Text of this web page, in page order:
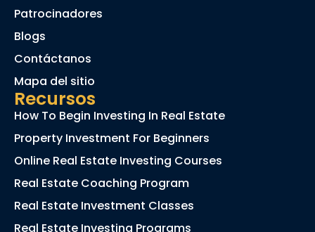
Patrocinadores
Blogs
Contáctanos
Mapa del sitio
Recursos
How To Begin Investing In Real Estate
Property Investment For Beginners
Online Real Estate Investing Courses
Real Estate Coaching Program
Real Estate Investment Classes
Real Estate Investing Programs